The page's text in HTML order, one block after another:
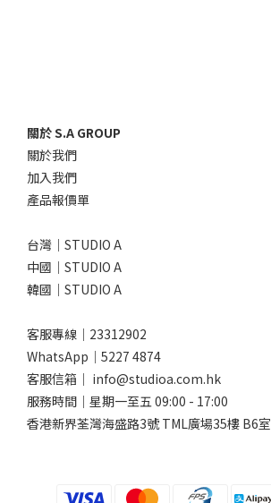
關於 S.A GROUP
關於我們
加入我們
產品報價單
台灣｜STUDIO A
中國｜STUDIO A
韓國｜STUDIO A
客服專線｜23312902
WhatsApp｜ 5227 4874
客服信箱｜ info@studioa.com.hk
服務時間｜星期一至五 09:00 - 17:00
香港新界荃灣海盛路3號 TML廣場35樓 B6室